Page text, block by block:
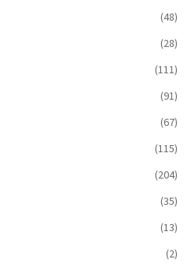
(48)
(28)
(111)
(91)
(67)
(115)
(204)
(35)
(13)
(2)